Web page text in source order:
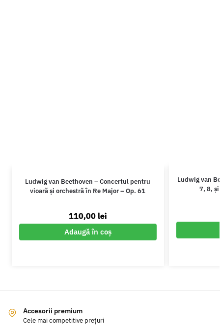
Ludwig van Beethoven – Concertul pentru
vioară și orchestră în Re Major – Op. 61
110,00 lei
Adaugă în coș
Ludwig van
7, 8,
Accesorii premium
Cele mai competitive prețuri